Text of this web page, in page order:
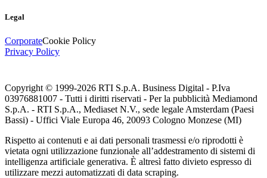
Legal
CorporateCookie Policy
Privacy Policy
Copyright © 1999-2026 RTI S.p.A. Business Digital - P.Iva
03976881007 - Tutti i diritti riservati - Per la pubblicità Mediamond
S.p.A. - RTI S.p.A., Mediaset N.V., sede legale Amsterdam (Paesi
Bassi) - Uffici Viale Europa 46, 20093 Cologno Monzese (MI)
Rispetto ai contenuti e ai dati personali trasmessi e/o riprodotti è
vietata ogni utilizzazione funzionale all’addestramento di sistemi di
intelligenza artificiale generativa. È altresì fatto divieto espresso di
utilizzare mezzi automatizzati di data scraping.